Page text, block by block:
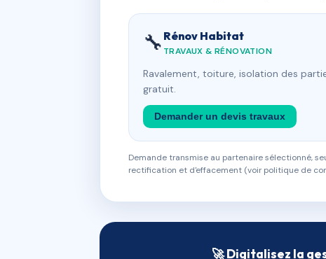
🔧 Rénov Habitat
TRAVAUX & RÉNOVATION
Ravalement, toiture, isolation des
gratuit.
Demander un devis travaux
Demande transmise au partenaire sélectionné,
rectification et d'effacement (voir politique de
🚀 Digitalisez la